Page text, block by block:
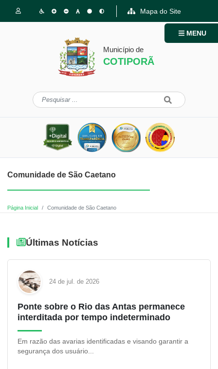
Mapa do Site
Município de
COTIPORÃ
MENU
Comunidade de São Caetano
Página Inicial Comunidade de São Caetano
Últimas Notícias
24 de jul. de 2026
Ponte sobre o Rio das Antas permanece
interditada por tempo indeterminado
Em razão das avarias identificadas e visando garantir a
segurança dos usuário...